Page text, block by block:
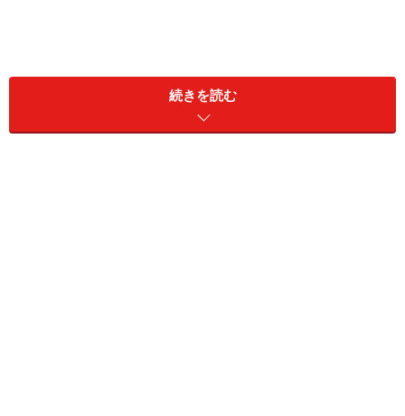
続きを読む